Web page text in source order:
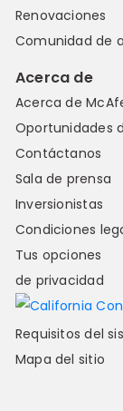
Renovaciones
Comunidad de
Acerca de
Acerca de
Oportunidades
Contáctanos
Sala de prensa
Inversionistas
Condiciones
Tus opciones
de privacidad
Requisitos del
Mapa del sitio